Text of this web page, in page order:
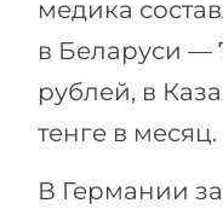
медика
в Беларуси —
рублей, в
тенге в месяц.
В Германии